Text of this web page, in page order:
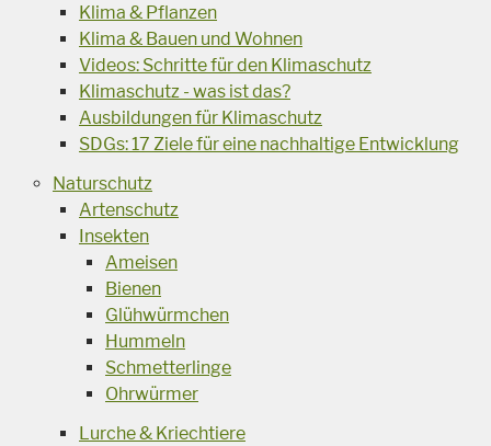
Klima & Pflanzen
Klima & Bauen und Wohnen
Videos: Schritte für den Klimaschutz
Klimaschutz - was ist das?
Ausbildungen für Klimaschutz
SDGs: 17 Ziele für eine nachhaltige Entwicklung
Naturschutz
Artenschutz
Insekten
Ameisen
Bienen
Glühwürmchen
Hummeln
Schmetterlinge
Ohrwürmer
Lurche & Kriechtiere